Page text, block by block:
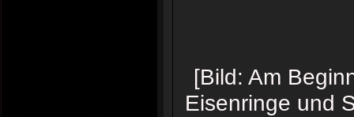
[Bild: Am
Eisenringe und